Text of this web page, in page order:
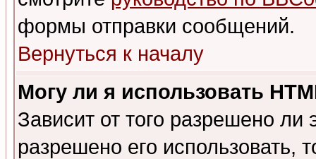
формы отправки сообщений.
Вернуться к началу
Могу ли я использовать
Зависит от того разрешено
разрешено его использовать,